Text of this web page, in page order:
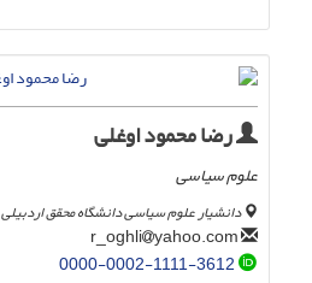
رضا محمود اوغلی
علوم سیاسی
دانشیار علوم سیاسی دانشگاه محقق اردبیلی
yahoo.com
0000-0002-1111-3612